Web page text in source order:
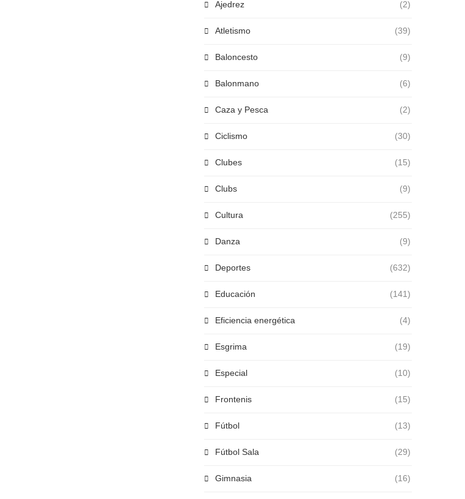
Ajedrez (2)
Atletismo (39)
Baloncesto (9)
Balonmano (6)
Caza y Pesca (2)
Ciclismo (30)
Clubes (15)
Clubs (9)
Cultura (255)
Danza (9)
Deportes (632)
Educación (141)
Eficiencia energética (4)
Esgrima (19)
Especial (10)
Frontenis (15)
Fútbol (13)
Fútbol Sala (29)
Gimnasia (16)